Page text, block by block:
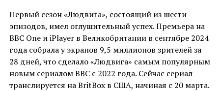
Первый сезон «Людвига», состоящий из шести
эпизодов, имел оглушительный успех. Премьера на
BBC One и iPlayer в Великобритании в сентябре 2024
года собрала у экранов 9,5 миллионов зрителей за
28 дней, что сделало «Людвига» самым популярным
новым сериалом BBC с 2022 года. Сейчас сериал
транслируется на BritBox в США, начиная с 20 марта.